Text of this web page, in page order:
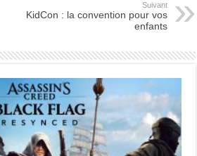
Suivant
KidCon : la convention pour vos
enfants